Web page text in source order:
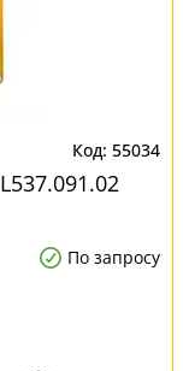
55034
По запросу